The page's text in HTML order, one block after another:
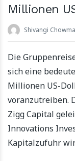
Millionen
Shivangi
Die
sich eine
Millionen US-
voranzutreiben.
Zigg Capital
Innovations
Kapitalzufuhr